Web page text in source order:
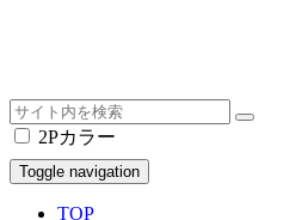
2Pカラー
Toggle navigation
TOP